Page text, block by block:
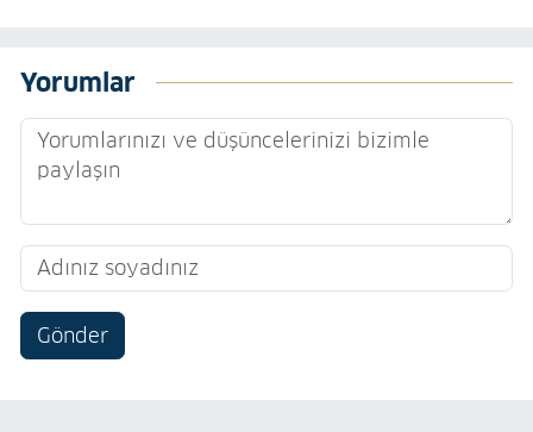
Yorumlar
Gönder